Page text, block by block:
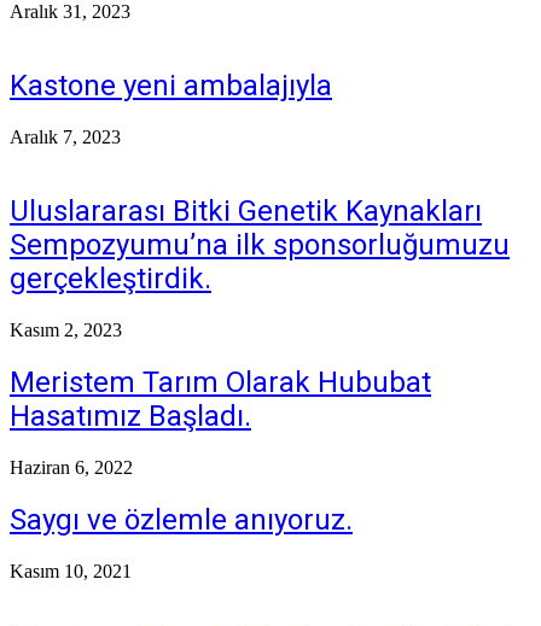
Aralık 31, 2023
Kastone yeni ambalajıyla
Aralık 7, 2023
Uluslararası Bitki Genetik Kaynakları
Sempozyumu’na ilk sponsorluğumuzu
gerçekleştirdik.
Kasım 2, 2023
Meristem Tarım Olarak Hububat
Hasatımız Başladı.
Haziran 6, 2022
Saygı ve özlemle anıyoruz.
Kasım 10, 2021